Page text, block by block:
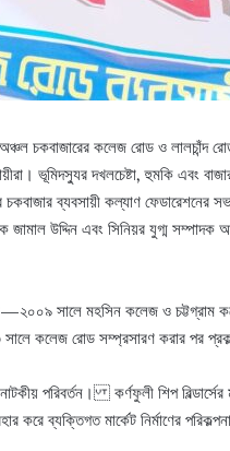
অঞ্চল চকবাজারের কলেজ রোড ও
ভূমিদস্যুর দখলচেষ্টা, হুমকি এবং
ব্যবসায়ী কল্যাণ ফেডারেশনের
জামাল উদ্দিন এবং সিনিয়র যুগ্ম
সালে মহসিন কলেজ ও চট্টগ্রাম
কলেজ রোড সম্প্রসারণ করার পর
পরিবর্তন। কর্ণফুলী শিপ বিল্ডার্সের
ব্যক্তিগত মার্কেট নির্মাণের